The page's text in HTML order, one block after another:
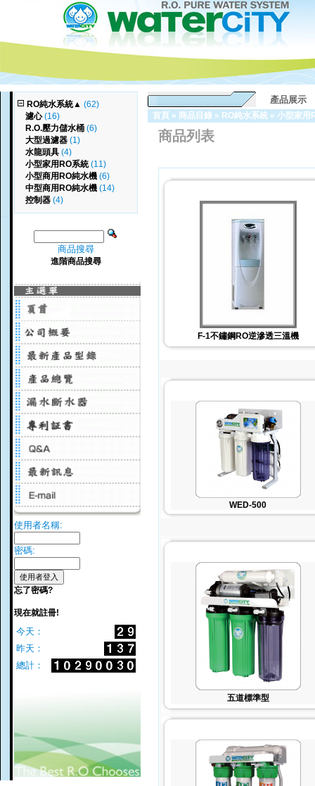
RO純水系統▲ (62)
濾心(16)
R.O.壓力儲水桶 (6)
大型過濾器 (1)
水龍頭具 (4)
小型家用RO系統(11)
小型商用RO純水機 (6)
中型商用RO純水機 (14)
控制器 (4)
商品搜尋
進階商品搜尋
使用者名稱:
密碼:
忘了密碼?
現在就註冊!
今天：
昨天：
總計：
產品展示
首頁 » 商品目錄 » RO純水系統 » 小型家用
商品列表
F-1不鏽鋼RO逆滲透三溫機
WED-500
五道標準型